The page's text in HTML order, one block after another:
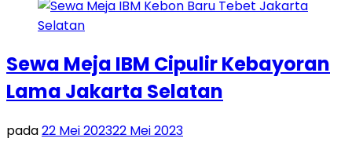
Sewa Meja IBM Cipulir Kebayoran
Lama Jakarta Selatan
pada22 Mei 202322 Mei 2023